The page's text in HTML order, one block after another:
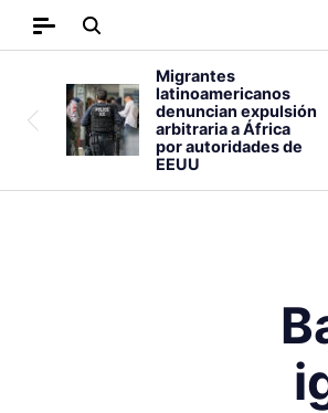
Migrantes
latinoamericanos
denuncian expulsión
arbitraria a África
por autoridades de
EEUU